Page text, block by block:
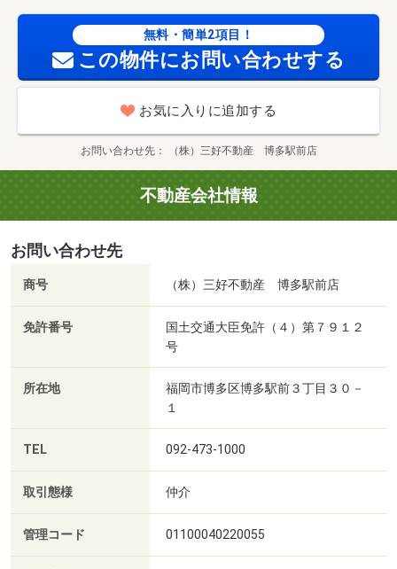
無料・簡単2項目！
この物件にお問い合わせする
お気に入りに追加する
お問い合わせ先 （株）三好不動産 博多駅前店
不動産会社情報
お問い合わせ先
商号 （株）三好不動産 博多駅前店
免許番号
国土交通大臣免許（４）第７９１２
号
所在地
福岡市博多区博多駅前３丁目３０－
１
TEL 092-473-1000
取引態様 仲介
管理コード 01100040220055